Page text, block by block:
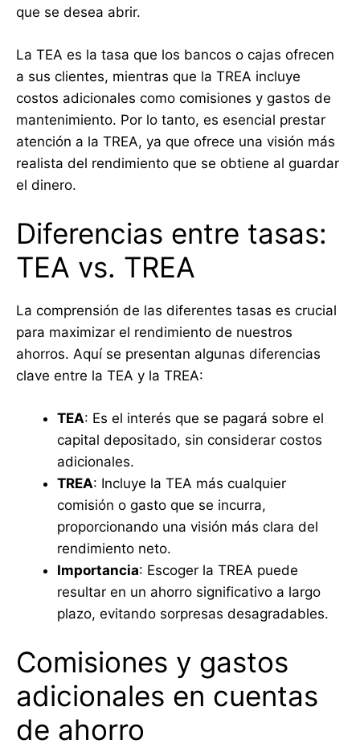
que se desea abrir.
La TEA es la tasa que los bancos o cajas ofrecen
a sus clientes, mientras que la TREA incluye
costos adicionales como comisiones y gastos de
mantenimiento. Por lo tanto, es esencial prestar
atención a la TREA, ya que ofrece una visión más
realista del rendimiento que se obtiene al guardar
el dinero.
Diferencias entre tasas:
TEA vs. TREA
La comprensión de las diferentes tasas es crucial
para maximizar el rendimiento de nuestros
ahorros. Aquí se presentan algunas diferencias
clave entre la TEA y la TREA:
TEA: Es el interés que se pagará sobre el
capital depositado, sin considerar costos
adicionales.
TREA: Incluye la TEA más cualquier
comisión o gasto que se incurra,
proporcionando una visión más clara del
rendimiento neto.
Importancia: Escoger la TREA puede
resultar en un ahorro significativo a largo
plazo, evitando sorpresas desagradables.
Comisiones y gastos
adicionales en cuentas
de ahorro